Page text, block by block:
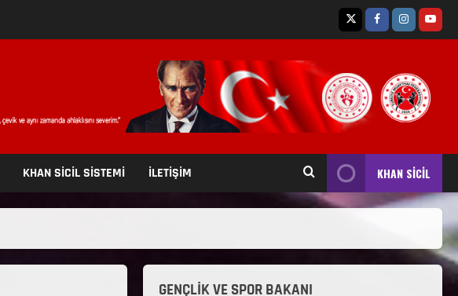
KHAN SİCİL SİSTEMİ İLETİŞİM KHAN SİCİL
GENÇLİK VE SPOR BAKANI